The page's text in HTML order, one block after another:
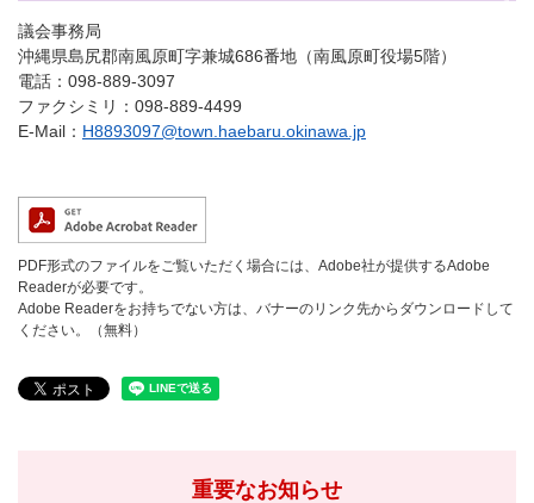
議会事務局
沖縄県島尻郡南風原町字兼城686番地（南風原町役場5階）
電話：098-889-3097
ファクシミリ：098-889-4499
E-Mail： H8893097@town.haebaru.okinawa.jp
PDF形式のファイルをご覧いただく場合には、Adobe社が提供するAdobe
Readerが必要です。
Adobe Readerをお持ちでない方は、バナーのリンク先からダウンロードして
ください。（無料）
重要なお知らせ